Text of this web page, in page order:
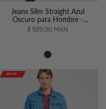
Jeans Slim Straight Azul
Oscuro para Hombre -
Vaxter
$ 929.00 MXN
40%OFF
40%OFF
40%OFF
40%OFF
40%OFF